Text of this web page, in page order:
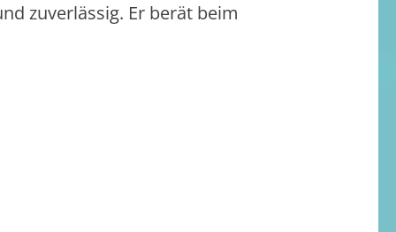
zuverlässig. Er berät beim